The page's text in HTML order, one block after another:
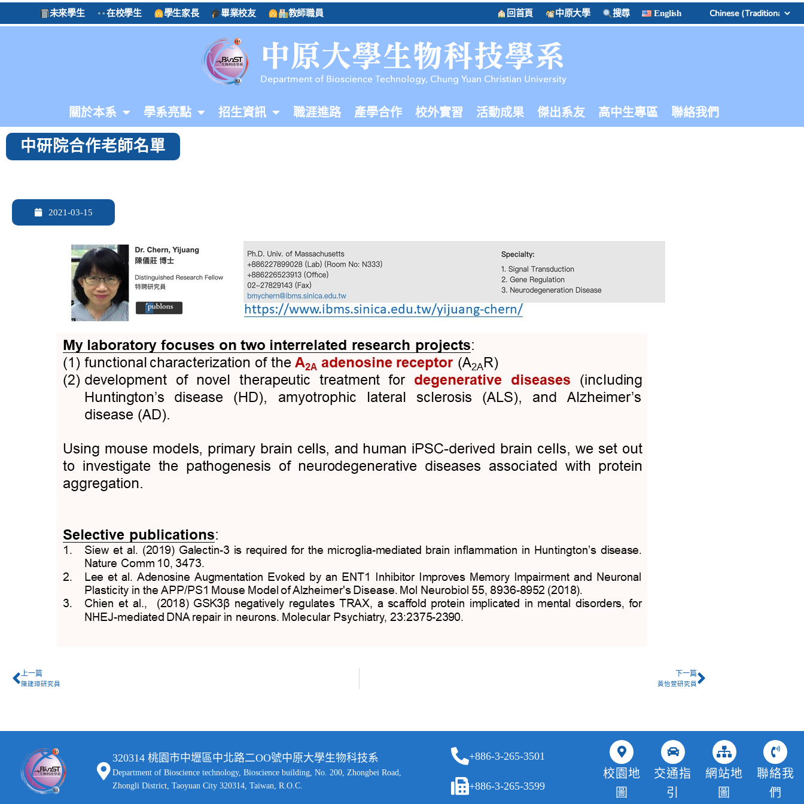
未來學生 在校學生 學生家長 畢業校友 教師職員 回首頁 中原大學 搜尋 English
關於本系 學系亮點 招生資訊 職涯進路 產學合作 校外實習 活動成果 傑出系友 高中生專區 聯絡我們
中研院合作老師名單
2021-03-15
上一篇
陳建璋研究員
下一篇
黃怡萱研究員
320314 桃園市中壢區中北路二OO號中原大學生物科技系
Department of Bioscience technology, Bioscience building, No. 200, Zhongbei Road,
Zhongli District, Taoyuan City 320314, Taiwan, R.O.C.
+886-3-265-3501
+886-3-265-3599
校園地
圖
交通指
引
網站地
圖
聯絡我
們